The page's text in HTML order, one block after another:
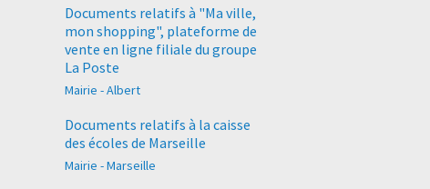
Documents relatifs à "Ma ville,
mon shopping", plateforme de
vente en ligne filiale du groupe
La Poste
Mairie - Albert
Documents relatifs à la caisse
des écoles de Marseille
Mairie - Marseille